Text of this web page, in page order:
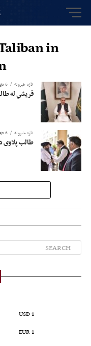
in
تازه خبرونه 6 years ago
قریشي له
تازه خبرونه 6 years ago
طالب پلاوی
1 USD
1 EUR